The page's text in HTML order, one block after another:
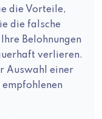
die Vorteile,
die falsche
Belohnungen
verlieren.
Auswahl einer